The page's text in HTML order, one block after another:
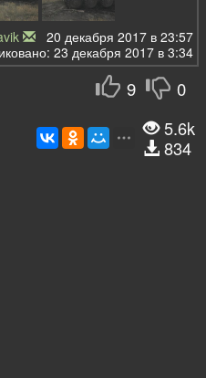
20 декабря 2017 в 23:57
23 декабря 2017 в 3:34
9 0
5.6k
834